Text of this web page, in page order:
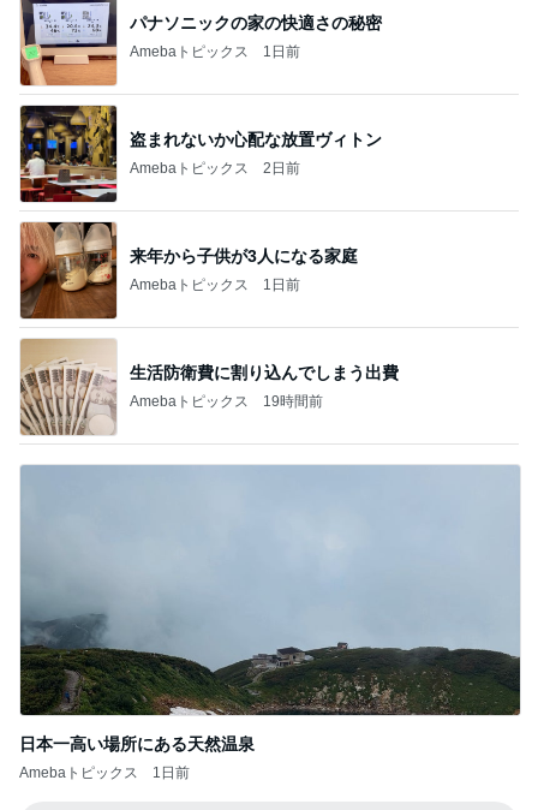
パナソニックの家の快適さの秘密
Amebaトピックス 1日前
盗まれないか心配な放置ヴィトン
Amebaトピックス 2日前
来年から子供が3人になる家庭
Amebaトピックス 1日前
生活防衛費に割り込んでしまう出費
Amebaトピックス 19時間前
日本一高い場所にある天然温泉
Amebaトピックス 1日前